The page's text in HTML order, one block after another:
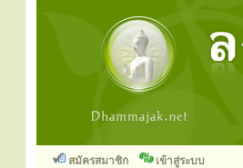
สมัครสมาชิก เข้าสู่ระบบ